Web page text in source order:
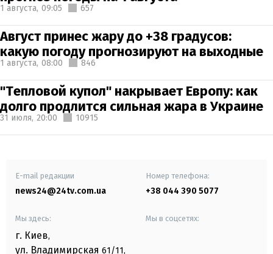
1 августа, 09:05 657
Август принес жару до +38 градусов:
какую погоду прогнозируют на выходные
1 августа, 08:00 846
"Тепловой купол" накрывает Европу: как
долго продлится сильная жара в Украине
31 июля, 20:00 10915
E-mail редакции
news24@24tv.com.ua
Номер телефона:
+38 044 390 5077
Мы здесь:
г. Киев,
ул. Владимирская 61/11,
Мы в соцсетях: